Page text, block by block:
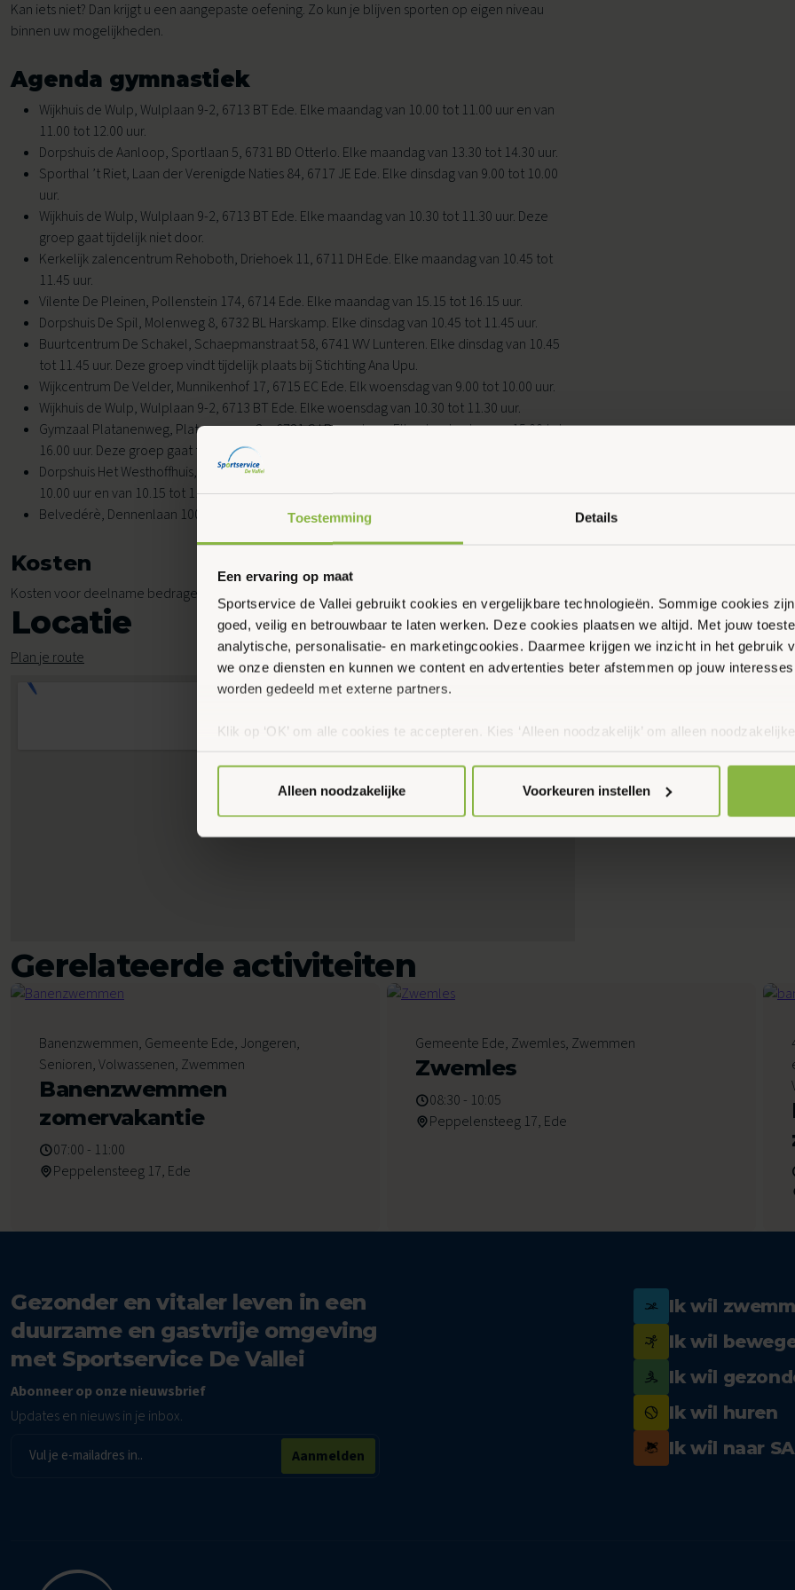
Toestemming Details
Een ervaring op maat
Sportservice de Vallei gebruikt cookies en vergelijkbare technologieën. Sommige cookies
goed, veilig en betrouwbaar te laten werken. Deze cookies plaatsen we altijd. Met jouw
analytische, personalisatie- en marketingcookies. Daarmee krijgen we inzicht in het gebruik
we onze diensten en kunnen we content en advertenties beter afstemmen op jouw
worden gedeeld met externe partners.
Klik op ‘OK’ om alle cookies te accepteren. Kies ‘Alleen noodzakelijk’ om alleen
Alleen noodzakelijke
Voorkeuren instellen
Leefstijlcoaching
Leefstijlloket
Lekker in je Vel voor jou
Sportbieb
Voor buurtlocaties
Voor kinderopvang en BSO
Voor thuis
Kan iets niet? Dan krijgt u een aangepaste oefening. Zo kun je blijven sporten op eigen niveau
binnen uw mogelijkheden.
Agenda gymnastiek
Wijkhuis de Wulp, Wulplaan 9-2, 6713 BT Ede. Elke maandag van 10.00 tot 11.00 uur en van
11.00 tot 12.00 uur.
Dorpshuis de Aanloop, Sportlaan 5, 6731 BD Otterlo. Elke maandag van 13.30 tot 14.30 uur.
Sporthal ’t Riet, Laan der Verenigde Naties 84, 6717 JE Ede. Elke dinsdag van 9.00 tot 10.00
uur.
Wijkhuis de Wulp, Wulplaan 9-2, 6713 BT Ede. Elke maandag van 10.30 tot 11.30 uur. Deze
groep gaat tijdelijk niet door.
Kerkelijk zalencentrum Rehoboth, Driehoek 11, 6711 DH Ede. Elke maandag van 10.45 tot
11.45 uur.
Vilente De Pleinen, Pollenstein 174, 6714 Ede. Elke maandag van 15.15 tot 16.15 uur.
Dorpshuis De Spil, Molenweg 8, 6732 BL Harskamp. Elke dinsdag van 10.45 tot 11.45 uur.
Buurtcentrum De Schakel, Schaepmanstraat 58, 6741 WV Lunteren. Elke dinsdag van 10.45
tot 11.45 uur. Deze groep vindt tijdelijk plaats bij Stichting Ana Upu.
Wijkcentrum De Velder, Munnikenhof 17, 6715 EC Ede. Elk woensdag van 9.00 tot 10.00 uur.
Wijkhuis de Wulp, Wulplaan 9-2, 6713 BT Ede. Elke woensdag van 10.30 tot 11.30 uur.
Gymzaal Platanenweg, Platanenweg 2a, 6721 CJ Bennekom. Elke donderdag van 15.00 tot
16.00 uur. Deze groep gaat tijdelijk niet door.
Dorpshuis Het Westhoffhuis, Dorpsstraat 28, 6741 AL Lunteren. Elke donderdag van 9.00 tot
10.00 uur en van 10.15 tot 11.15 uur.
Belvedérè, Dennenlaan 100, 6711 RB Ede. Elke vrijdag van 10.30 tot 11.30 uur.
Kosten
Kosten voor deelname bedragen € 4,40 per les.
Locatie
Plan je route
Gerelateerde activiteiten
Augustus 2026
Banenzwemmen, Gemeente Ede, Jongeren,
Senioren, Volwassenen, Zwemmen
Banenzwemmen
zomervakantie
07:00 - 11:00
Peppelensteeg 17, Ede
Augustus 2026
Gemeente Ede, Zwemles, Zwemmen
Zwemles
08:30 - 10:05
Peppelensteeg 17, Ede
Gezonder en vitaler leven in een
duurzame en gastvrije omgeving
met Sportservice De Vallei
Abonneer op onze nieuwsbrief
Updates en nieuws in je inbox.
E-
mailadres
Aanmelden
Ik wil
Ik wil
Ik wil
Ik wil huren
Ik wil naar